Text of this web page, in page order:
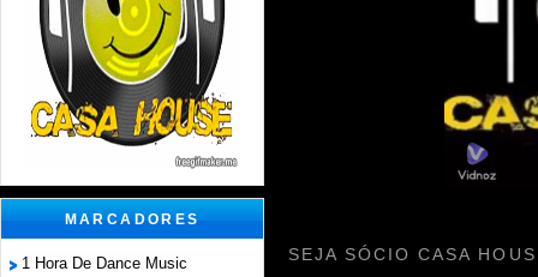
MARCADORES
1 Hora De Dance Music
SEJA SÓCIO CASA